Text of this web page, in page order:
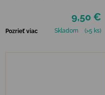
9,50 €
Pozrieť viac Skladom (>5 ks)